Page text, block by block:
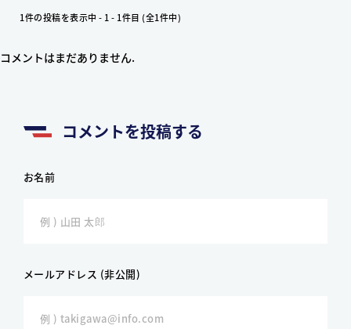
1件の投稿を表示中 - 1 - 1件目 (全1件中)
コメントはまだありません.
コメントを投稿する
お名前
メールアドレス (非公開)